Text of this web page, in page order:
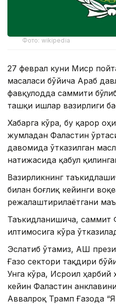
Фото: wikipedia
27 феврал куни Миср
масаласи бўйича Араб
фавқулодда саммити
ташқи ишлар вазирлиги
Хабарга кўра, бу қарор
жумладан Фаластин
давомида ўтказилган
натижасида қабул
Вазирликнинг
билан боғлиқ кейинги
режалаштирилаётгани
Таъкидланишича, саммит
илтимосига кўра
Эслатиб ўтамиз, АҚШ
Ғазо сектори тақдири
Унга кўра, Исроил ҳарбий
кейин Фаластин
Аввалроқ Трамп Ғазода